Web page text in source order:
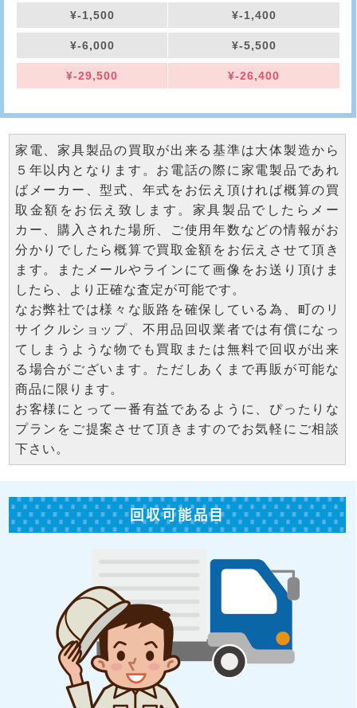
¥-1,500 ¥-1,400
¥-6,000 ¥-5,500
¥-29,500 ¥-26,400
家電、家具製品の買取が出来る基準は大体製造から
５年以内となります。お電話の際に家電製品であれ
ばメーカー、型式、年式をお伝え頂ければ概算の買
取金額をお伝え致します。家具製品でしたらメー
カー、購入された場所、ご使用年数などの情報がお
分かりでしたら概算で買取金額をお伝えさせて頂き
ます。またメールやラインにて画像をお送り頂けま
したら、より正確な査定が可能です。
なお弊社では様々な販路を確保している為、町のリ
サイクルショップ、不用品回収業者では有償になっ
てしまうような物でも買取または無料で回収が出来
る場合がございます。ただしあくまで再販が可能な
商品に限ります。
お客様にとって一番有益であるように、ぴったりな
プランをご提案させて頂きますのでお気軽にご相談
下さい。
回収可能品目